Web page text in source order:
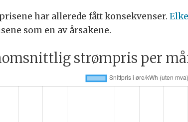
har allerede fått konsekvenser.
som en av årsakene.
strømpris per